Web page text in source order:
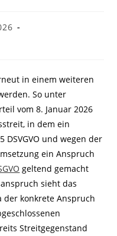
in einem weiteren
So unter
vom 8. Januar 2026
in dem ein
und wegen der
ein Anspruch
geltend gemacht
sieht das
der konkrete Anspruch
Streitgegenstand